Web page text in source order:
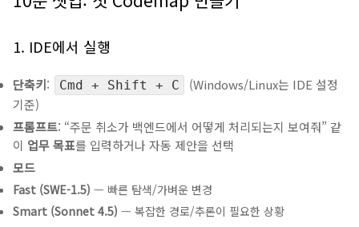
1. IDE에서 실행
단축키: Cmd + Shift + C
(Windows/Linux는 IDE 설정
기준)
프롬프트: “주문 취소가 백엔드에서 어떻게 처리되는지 보여줘” 같
이 업무 목표를 입력하거나 자동 제안을 선택
모드
Fast (SWE-1.5) — 빠른 탐색/가벼운 변경
Smart (Sonnet 4.5) — 복잡한 경로/추론이 필요한 상황